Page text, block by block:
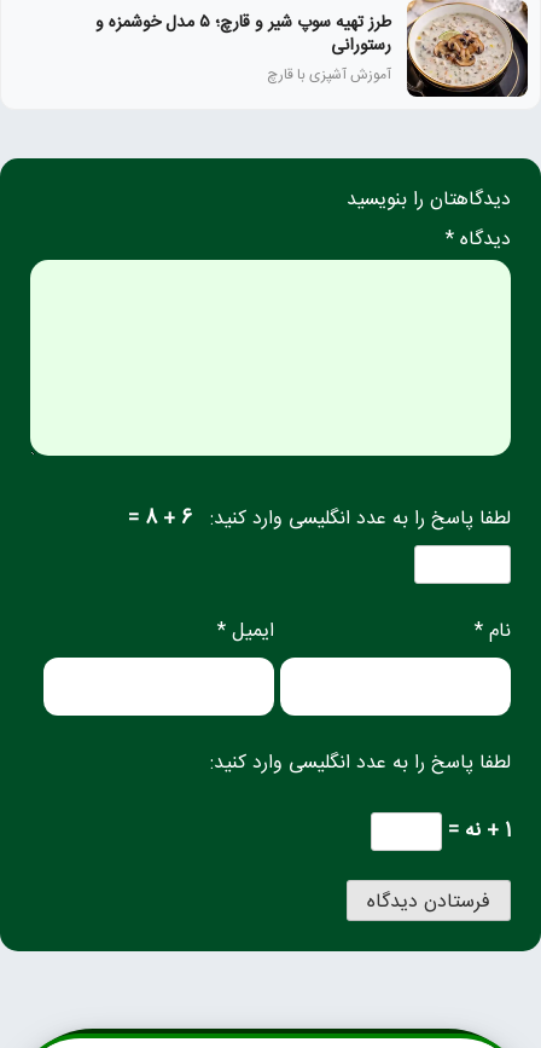
طرز تهیه سوپ شیر و قارچ؛ ۵ مدل خوشمزه و
رستورانی
آموزش آشپزی با قارچ
دیدگاهتان را بنویسید
دیدگاه *
لطفا پاسخ را به عدد انگلیسی وارد کنید: 6 + 8 =
نام * ایمیل *
لطفا پاسخ را به عدد انگلیسی وارد کنید:
1 + نه =